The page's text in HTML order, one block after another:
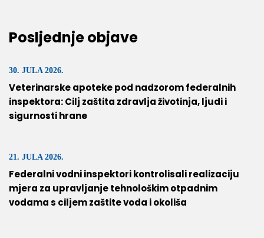
Posljednje objave
30. JULA 2026.
Veterinarske apoteke pod nadzorom federalnih
inspektora: Cilj zaštita zdravlja životinja, ljudi i
sigurnosti hrane
21. JULA 2026.
Federalni vodni inspektori kontrolisali realizaciju
mjera za upravljanje tehnološkim otpadnim
vodama s ciljem zaštite voda i okoliša